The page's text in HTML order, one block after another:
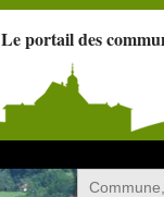
Le portail des